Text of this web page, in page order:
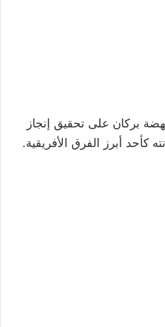
بركان على تحقيق إنجاز
كأحد أبرز الفرق الأفريقية.